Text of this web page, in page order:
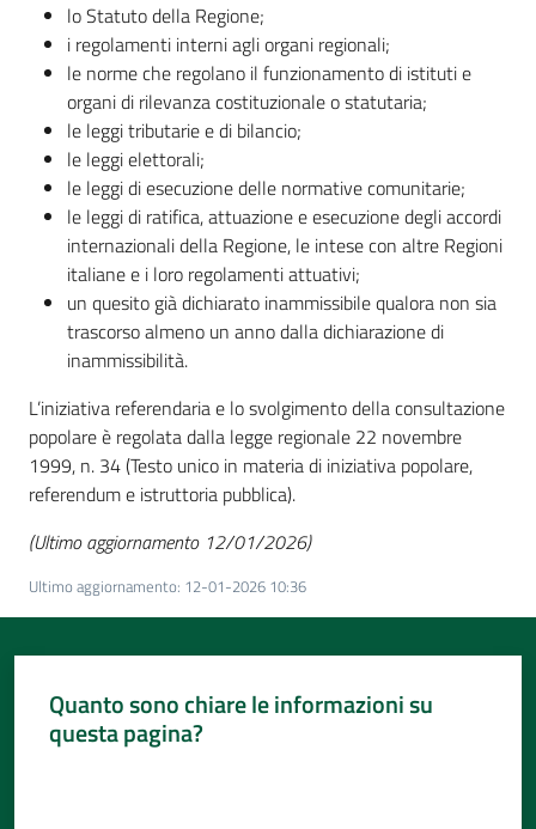
lo Statuto della Regione;
i regolamenti interni agli organi regionali;
le norme che regolano il funzionamento di istituti e
organi di rilevanza costituzionale o statutaria;
le leggi tributarie e di bilancio;
le leggi elettorali;
le leggi di esecuzione delle normative comunitarie;
le leggi di ratifica, attuazione e esecuzione degli accordi
internazionali della Regione, le intese con altre Regioni
italiane e i loro regolamenti attuativi;
un quesito già dichiarato inammissibile qualora non sia
trascorso almeno un anno dalla dichiarazione di
inammissibilità.
L’iniziativa referendaria e lo svolgimento della consultazione
popolare è regolata dalla legge regionale 22 novembre
1999, n. 34 (Testo unico in materia di iniziativa popolare,
referendum e istruttoria pubblica).
(Ultimo aggiornamento 12/01/2026)
Ultimo aggiornamento: 12-01-2026 10:36
Quanto sono chiare le informazioni su
questa pagina?